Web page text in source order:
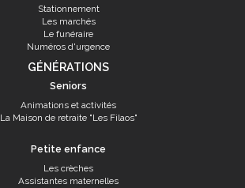
Stationnement
Les marchés
Le funéraire
Numéros d'urgence
GÉNÉRATIONS
Seniors
Animations et activités
La Maison de retraite "Les Filaos"
Petite enfance
Les crèches
Assistantes maternelles